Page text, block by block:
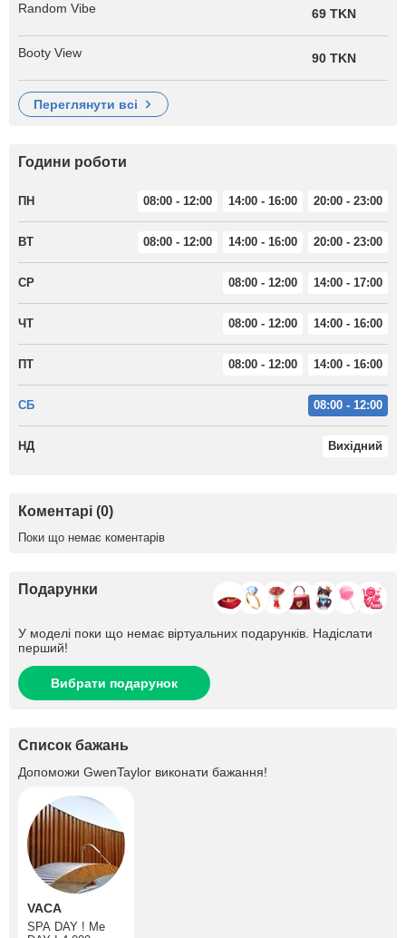
Random Vibe 69 TKN
Booty View 90 TKN
переглянути всі
Години роботи
ПН 08:00 - 12:00 14:00 - 16:00 20:00 - 23:00
ВТ 08:00 - 12:00 14:00 - 16:00 20:00 - 23:00
СР 08:00 - 12:00 14:00 - 17:00
ЧТ 08:00 - 12:00 14:00 - 16:00
ПТ 08:00 - 12:00 14:00 - 16:00
СБ 08:00 - 12:00
НД Вихідний
Коментарі (0)
Поки що немає коментарів
Подарунки
У моделі поки що немає віртуальних подарунків. Надіслати
перший!
Вибрати подарунок
Список бажань
Допоможи GwenTaylor виконати бажання!
VACA
SPA DAY ! Me